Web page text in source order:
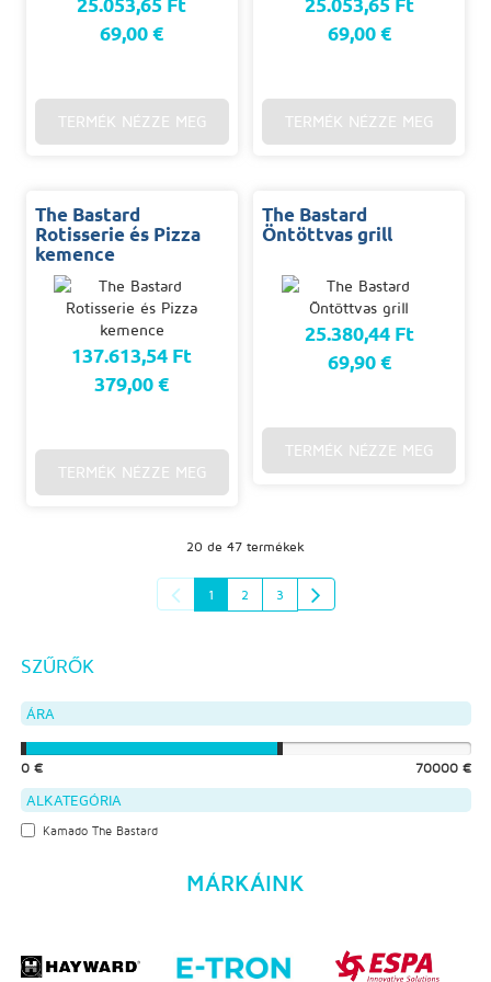
69,00 €
TERMÉK NÉZZE MEG
69,00 €
TERMÉK NÉZZE MEG
The Bastard
Rotisserie és Pizza
kemence
137.613,54 Ft
379,00 €
TERMÉK NÉZZE MEG
The Bastard
Öntöttvas grill
25.380,44 Ft
69,90 €
TERMÉK NÉZZE MEG
20 de 47 termékek
1 2 3
SZŰRŐK
ÁRA
0 € 70000 €
ALKATEGÓRIA
Kamado The Bastard
MÁRKÁINK